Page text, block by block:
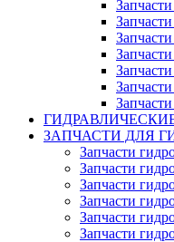
ЗАПЧАСТИ ДЛЯ
Запчасти
Запчасти
Запчасти
Запчасти
Запчасти
Запчасти